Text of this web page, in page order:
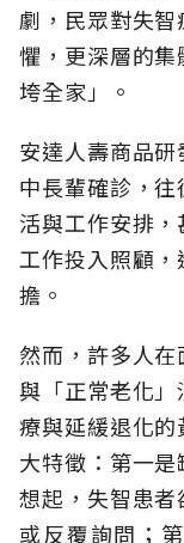
劇，民眾對失
懼，更深層的
垮全家」。
安達人壽商品
中長輩確診，
活與工作安排
工作投入照顧
擔。
然而，許多人在
與「正常老化
療與延緩退化
大特徵：第一
想起，失智患
或反覆詢問；